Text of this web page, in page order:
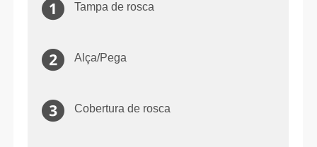
Tampa de rosca
Alça/Pega
Cobertura de rosca